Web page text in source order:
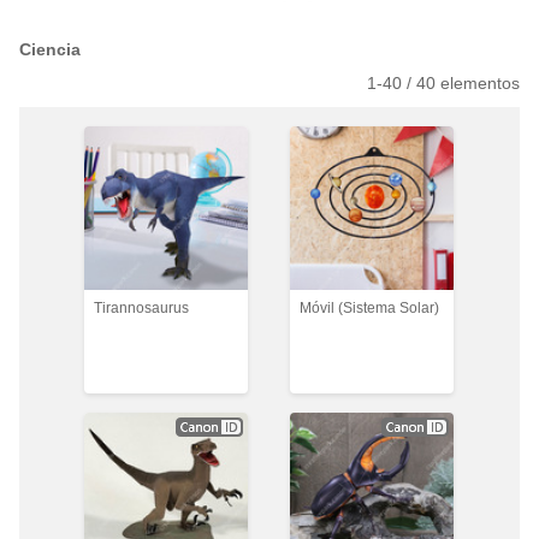
Ciencia
1-40 / 40 elementos
Tirannosaurus Móvil (Sistema Solar)